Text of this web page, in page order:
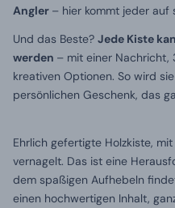
Angler – hier kommt jeder auf
Und das Beste? Jede Kiste
werden – mit einer Nachricht,
kreativen Optionen. So wird
persönlichen Geschenk, das
Ehrlich gefertigte Holzkiste,
vernagelt. Das ist eine
dem spaßigen Aufhebeln
einen hochwertigen Inhalt,